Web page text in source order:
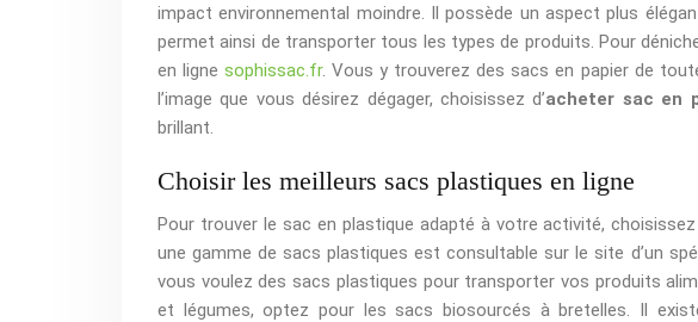
impact environnemental moindre. Il possède un aspect plus
permet ainsi de transporter tous les types de produits. Pour
en lignesophissac.fr. Vous y trouverez des sacs en papier de
l’image que vous désirez dégager, choisissez d’acheter sac en
brillant.
Choisir les meilleurs sacs plastiques en ligne
Pour trouver le sac en plastique adapté à votre activité, choisissez
une gamme de sacs plastiques est consultable sur le site d’un
vous voulez des sacs plastiques pour transporter vos produits
et légumes, optez pour les sacs biosourcés à bretelles. Il